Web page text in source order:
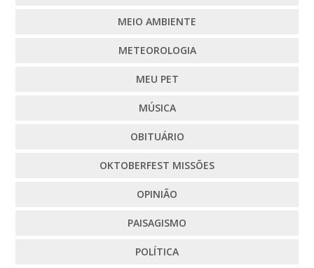
MEIO AMBIENTE
METEOROLOGIA
MEU PET
MÚSICA
OBITUÁRIO
OKTOBERFEST MISSÕES
OPINIÃO
PAISAGISMO
POLÍTICA